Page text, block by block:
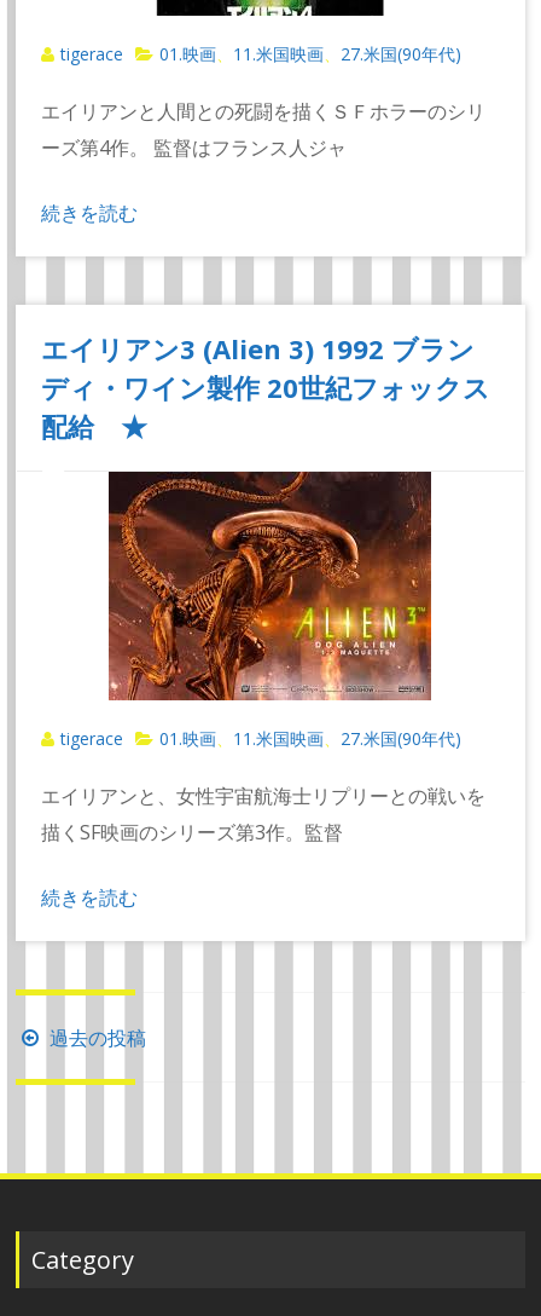
tigerace 01.映画 11.米国映画 27.米国(90年代)
エイリアンと人間との死闘を描くＳＦホラーのシリ
ーズ第4作。 監督はフランス人ジャ
続きを読む
エイリアン3 (Alien 3) 1992 ブラン
ディ・ワイン製作 20世紀フォックス
配給 ★
tigerace 01.映画 11.米国映画 27.米国(90年代)
エイリアンと、女性宇宙航海士リプリーとの戦いを
描くSF映画のシリーズ第3作。監督
続きを読む
投
稿
ゲ
シ
ョ
過去の投稿
Category